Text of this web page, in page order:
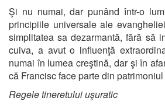
Şi nu numai, dar punând într-o
principiile universale ale
simplitatea sa dezarmantă, fără să
cuiva, a avut o influenţă
numai în lumea creştină, dar şi în
că Francisc face parte din
Regele tineretului uşuratic